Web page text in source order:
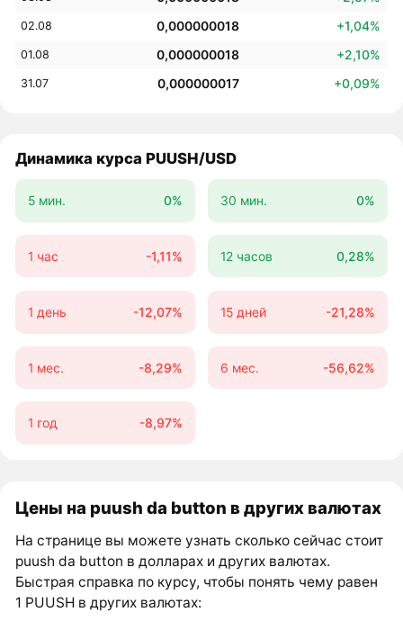
02.08 0,000000018 +1,04%
01.08 0,000000018 +2,10%
31.07 0,000000017 +0,09%
Динамика курса PUUSH/USD
5 мин. 0% 30 мин. 0%
1 час -1,11% 12 часов 0,28%
1 день -12,07% 15 дней -21,28%
1 мес. -8,29% 6 мес. -56,62%
1 год -8,97%
Цены на puush da button в других валютах
На странице вы можете узнать сколько сейчас стоит
puush da button в долларах и других валютах.
Быстрая справка по курсу, чтобы понять чему равен
1 PUUSH в других валютах: